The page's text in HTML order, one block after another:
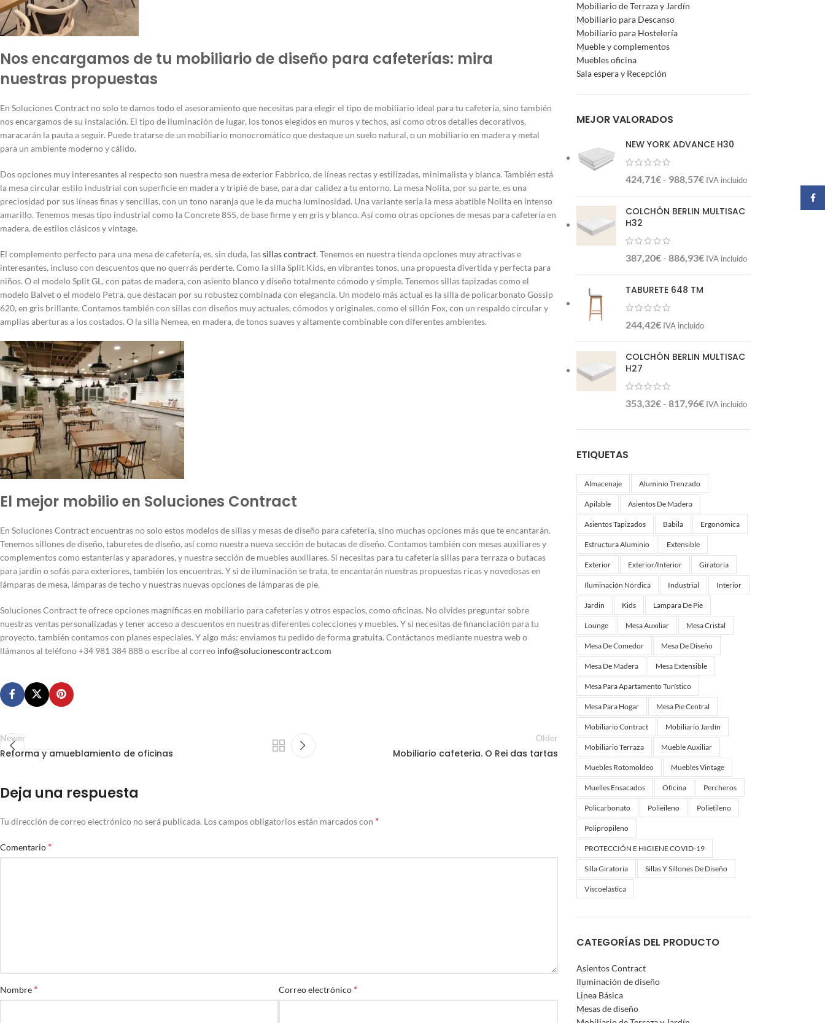
Nos encargamos de tu mobiliario de diseño para cafeterías: mira
nuestras propuestas
En Soluciones Contract no solo te damos todo el asesoramiento que necesitas para elegir el tipo de mobiliario ideal para tu cafetería, sino también
nos encargamos de su instalación. El tipo de iluminación de lugar, los tonos elegidos en muros y techos, así como otros detalles decorativos,
maracarán la pauta a seguir. Puede tratarse de un mobiliario monocromático que destaque un suelo natural, o un mobiliario en madera y metal
para un ambiente moderno y cálido.
Dos opciones muy interesantes al respecto son nuestra mesa de exterior Fabbrico, de líneas rectas y estilizadas, minimalista y blanca. También está
la mesa circular estilo industrial con superficie en madera y tripié de base, para dar calidez a tu entorno. La mesa Nolita, por su parte, es una
preciosidad por sus líneas finas y sencillas, con un tono naranja que le da mucha luminosidad. Una variante sería la mesa abatible Nolita en intenso
amarillo. Tenemos mesas tipo industrial como la Concrete 855, de base firme y en gris y blanco. Así como otras opciones de mesas para cafetería en
madera, de estilos clásicos y vintage.
El complemento perfecto para una mesa de cafetería, es, sin duda, lassillas contract. Tenemos en nuestra tienda opciones muy atractivas e
interesantes, incluso con descuentos que no querrás perderte. Como la silla Split Kids, en vibrantes tonos, una propuesta divertida y perfecta para
niños. O el modelo Split GL, con patas de madera, con asiento blanco y diseño totalmente cómodo y simple. Tenemos sillas tapizadas como el
modelo Balvet o el modelo Petra, que destacan por su robustez combinada con elegancia. Un modelo más actual es la silla de policarbonato Gossip
620, en gris brillante. Contamos también con sillas con diseños muy actuales, cómodos y originales, como el sillón Fox, con un respaldo circular y
amplias aberturas a los costados. O la silla Nemea, en madera, de tonos suaves y altamente combinable con diferentes ambientes.
El mejor mobilio en Soluciones Contract
En Soluciones Contract encuentras no solo estos modelos de sillas y mesas de diseño para cafetería, sino muchas opciones más que te encantarán.
Tenemos sillones de diseño, taburetes de diseño, así como nuestra nueva sección de butacas de diseño. Contamos también con mesas auxiliares y
complementos como estanterías y aparadores, y nuestra sección de muebles auxiliares. Si necesitas para tu cafetería sillas para terraza o butacas
para jardín o sofás para exteriores, también los encuentras. Y si de iluminación se trata, te encantarán nuestras propuestas ricas y novedosas en
lámparas de mesa, lámparas de techo y nuestras nuevas opciones de lámparas de pie.
Soluciones Contract te ofrece opciones magníficas en mobiliario para cafeterías y otros espacios, como oficinas. No olvides preguntar sobre
nuestras ventas personalizadas y tener acceso a descuentos en nuestras diferentes colecciones y muebles. Y si necesitas de financiación para tu
proyecto, también contamos con planes especiales. Y algo más: enviamos tu pedido de forma gratuita. Contáctanos mediante nuestra web o
llámanos al teléfono +34 981 384 888 o escribe al correo info@solucionescontract.com
Newer
Reforma y amueblamiento de oficinas
Older
Mobiliario cafeteria. O Rei das tartas
Deja una respuesta
Tu dirección de correo electrónico no será publicada. Los campos obligatorios están marcados con *
Comentario *
Nombre * Correo electrónico *
Mobiliario de Terraza y Jardín
Mobiliario para Descanso
Mobiliario para Hostelería
Mueble y complementos
Muebles oficina
Sala espera y Recepción
MEJOR VALORADOS
NEW YORK ADVANCE H30
424,71€ - 988,57€ IVA incluido
COLCHÓN BERLIN MULTISAC
H32
387,20€ - 886,93€ IVA incluido
TABURETE 648 TM
244,42€ IVA incluido
COLCHÓN BERLIN MULTISAC
H27
353,32€ - 817,96€ IVA incluido
ETIQUETAS
Almacenaje Aluminio Trenzado
Apilable Asientos De Madera
Asientos Tapizados Babila Ergonómica
Estructura Aluminio Extensible
Exterior Exterior/interior Giratoria
Iluminación Nórdica Industrial Interior
Jardin Kids Lampara De Pie
Lounge Mesa Auxiliar Mesa Cristal
Mesa De Comedor Mesa De Diseño
Mesa De Madera Mesa Extensible
Mesa Para Apartamento Turístico
Mesa Para Hogar Mesa Pie Central
Mobiliario Contract Mobiliario Jardín
Mobiliario Terraza Mueble Auxiliar
Muebles Rotomoldeo Muebles Vintage
Muelles Ensacados Oficina Percheros
Policarbonato Polieileno Polietileno
Polipropileno
PROTECCIÓN E HIGIENE COVID-19
Silla Giratoria Sillas Y Sillones De Diseño
Viscoelástica
CATEGORÍAS DEL PRODUCTO
Asientos Contract
Iluminación de diseño
Linea Básica
Mesas de diseño